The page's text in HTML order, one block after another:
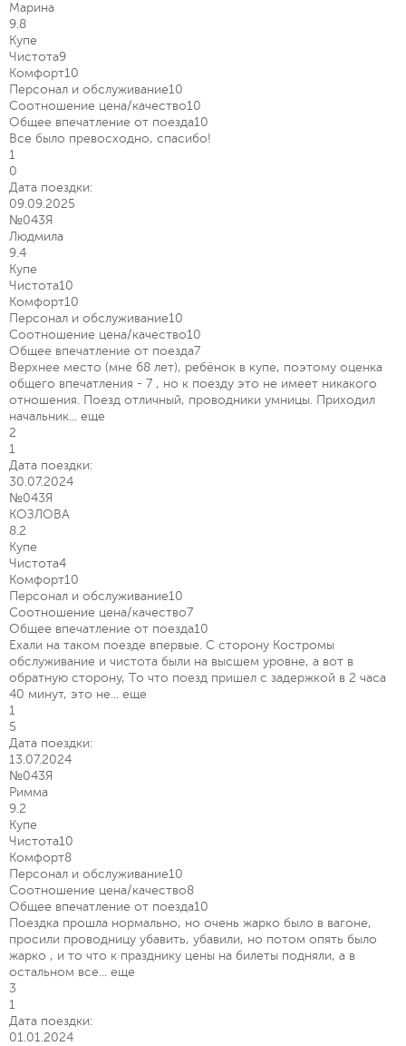
Марина
9.8
Купе
Чистота9
Комфорт10
Персонал и обслуживание10
Соотношение цена/качество10
Общее впечатление от поезда10
Все было превосходно, спасибо!
1
0
Дата поездки:
09.09.2025
№043Я
Людмила
9.4
Купе
Чистота10
Комфорт10
Персонал и обслуживание10
Соотношение цена/качество10
Общее впечатление от поезда7
Верхнее место (мне 68 лет), ребёнок в купе, поэтому оценка
общего впечатления - 7 , но к поезду это не имеет никакого
отношения. Поезд отличный, проводники умницы. Приходил
начальник... еще
2
1
Дата поездки:
30.07.2024
№043Я
КОЗЛОВА
8.2
Купе
Чистота4
Комфорт10
Персонал и обслуживание10
Соотношение цена/качество7
Общее впечатление от поезда10
Ехали на таком поезде впервые. С сторону Костромы
обслуживание и чистота были на высшем уровне, а вот в
обратную сторону, То что поезд пришел с задержкой в 2 часа
40 минут, это не... еще
1
5
Дата поездки:
13.07.2024
№043Я
Римма
9.2
Купе
Чистота10
Комфорт8
Персонал и обслуживание10
Соотношение цена/качество8
Общее впечатление от поезда10
Поездка прошла нормально, но очень жарко было в вагоне,
просили проводницу убавить, убавили, но потом опять было
жарко , и то что к празднику цены на билеты подняли, а в
остальном все... еще
3
1
Дата поездки:
01.01.2024